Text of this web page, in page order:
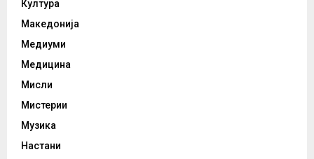
Култура
Македонија
Медиуми
Медицина
Мисли
Мистерии
Музика
Настани